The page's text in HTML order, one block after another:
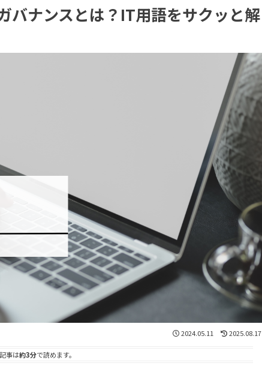
バナンスとは？IT用語をサクッと解
2024.05.11 2025.08.17
事は約3分で読めます。